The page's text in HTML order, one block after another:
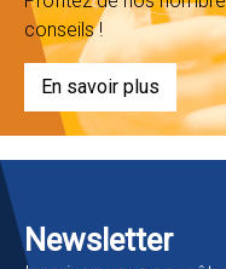
conseils !
En savoir plus
Newsletter